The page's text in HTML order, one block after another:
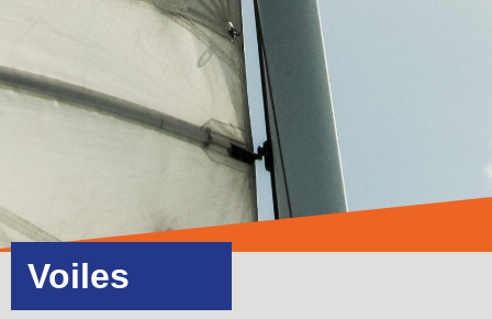
Voiles